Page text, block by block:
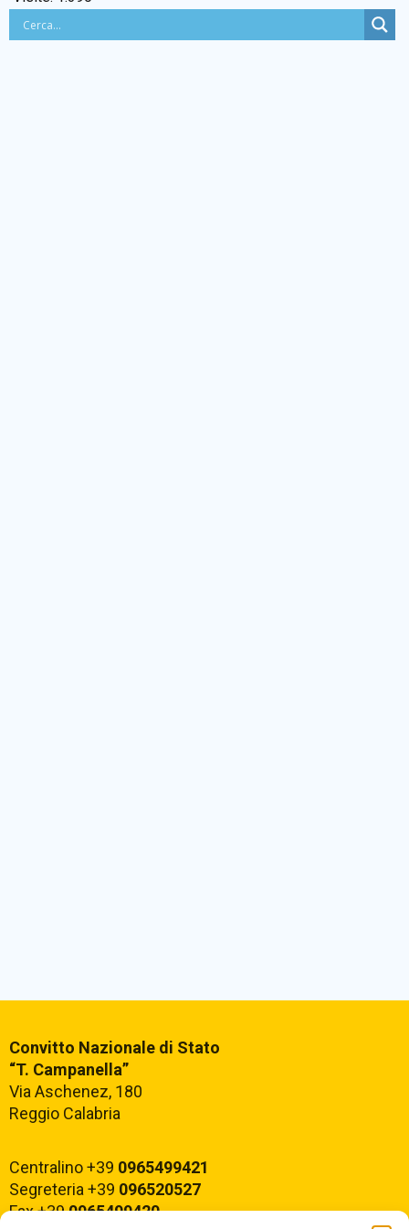
Convitto Nazionale di Stato
“T. Campanella”
Via Aschenez, 180
Reggio Calabria
Centralino +39 0965499421
Segreteria +39 096520527
Fax +390965499420